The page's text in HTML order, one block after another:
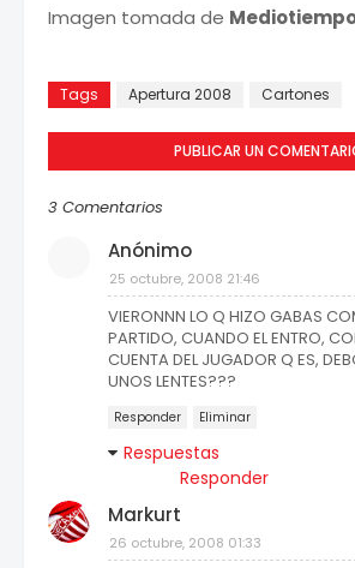
Imagen tomada de
Tags Apertura 2008 Cartones
PUBLICAR UN
3 Comentarios
Anónimo
25 octubre, 2008 21:46
VIERONNN LO Q HIZO GABAS
PARTIDO, CUANDO EL ENTRO,
CUENTA DEL JUGADOR Q ES,
UNOS LENTES???
Responder Eliminar
Respuestas
Responder
Markurt
26 octubre, 2008 01:33